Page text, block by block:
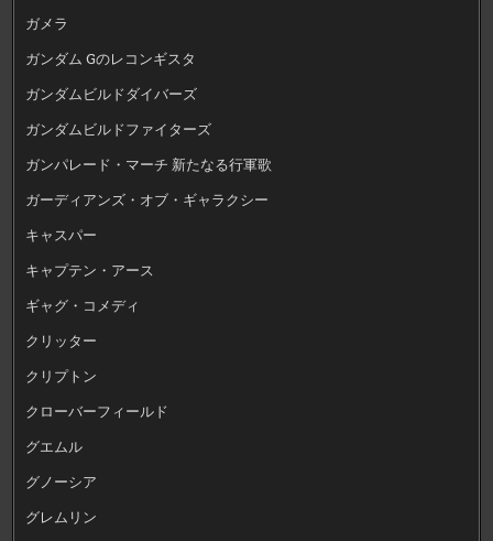
ガメラ
ガンダム Gのレコンギスタ
ガンダムビルドダイバーズ
ガンダムビルドファイターズ
ガンパレード・マーチ 新たなる行軍歌
ガーディアンズ・オブ・ギャラクシー
キャスパー
キャプテン・アース
ギャグ・コメディ
クリッター
クリプトン
クローバーフィールド
グエムル
グノーシア
グレムリン